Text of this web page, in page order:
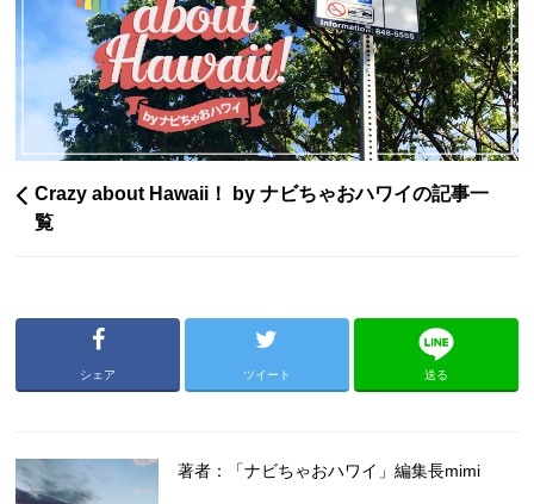
Crazy about Hawaii！ by ナビちゃおハワイの記事一
覧
シェア ツイート 送る
著者：「ナビちゃおハワイ」編集長mimi